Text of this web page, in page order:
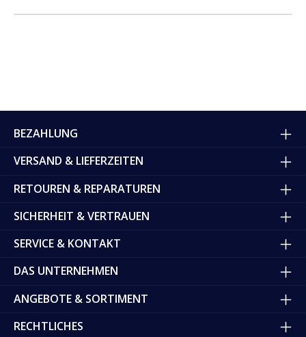
BEZAHLUNG
VERSAND & LIEFERZEITEN
RETOUREN & REPARATUREN
SICHERHEIT & VERTRAUEN
SERVICE & KONTAKT
DAS UNTERNEHMEN
ANGEBOTE & SORTIMENT
RECHTLICHES